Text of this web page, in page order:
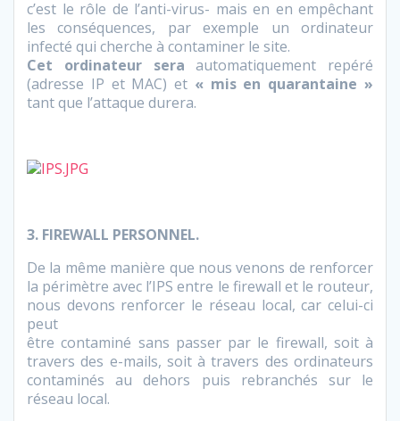
c’est le rôle de l’anti-virus- mais en en empêchant
les conséquences, par exemple un ordinateur
infecté qui cherche à contaminer le site.
Cet ordinateur sera automatiquement repéré
(adresse IP et MAC) et « mis en quarantaine »
tant que l’attaque durera.
3. FIREWALL PERSONNEL.
De la même manière que nous venons de renforcer
la périmètre avec l’IPS entre le firewall et le routeur,
nous devons renforcer le réseau local, car celui-ci
peut
être contaminé sans passer par le firewall, soit à
travers des e-mails, soit à travers des ordinateurs
contaminés au dehors puis rebranchés sur le
réseau local.